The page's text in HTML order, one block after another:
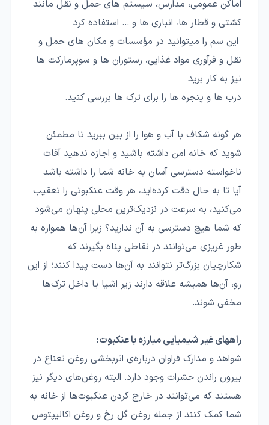
اماکن عمومی، مدارس، سیستم های حمل و نقل مانند
کشتی و قطار ها، انباری ها و ... استفاده کرد
این سم را میتوانید در مؤسسات و مکان های حمل و
نقل و فرآوری مواد غذایی، رستوران ها و سوپرمارکت ها
نیز به کار برید
درب ها و پنجره ها را برای ترک ها بررسی کنید.
هر گونه شکاف با آب و هوا را از بین ببرید تا مطمئن
شوید که خانه امن داشته باشید و اجازه ندهید آفات
ناخواسته دسترسی آسان به خانه شما را داشته باشد
آیا تا به حال دقت کرده‌اید، هر وقت عنکبوتی را تعقیب
می‌کنید، به سرعت در نزدیک‌ترین محلی پنهان می‌شود
که شما هیچ دسترسی به آن ندارید؟ زیرا آن‌ها همواره به
طور غریزی می‌توانند در نقاطی پناه بگیرند که
شکارچیان بزرگ‌تر نتوانند به آن‌ها دست پیدا کنند؛ از این
رو، آن‌ها همیشه علاقه دارند زیر اشیا یا داخل ترک‌ها
مخفی شوند.
راههای غیر شیمیایی مبارزه با عنکبوت:
شواهد و مدارک فراوان درباره‌ی اثربخشی روغن نعناع در
بیرون راندن حشرات وجود دارد. البته روغن‌های دیگر نیز
هستند که می‌توانند در خارج کردن عنکبوت‌ها از خانه به
شما کمک کنند از جمله روغن گل رخ و روغن اکالیپتوس